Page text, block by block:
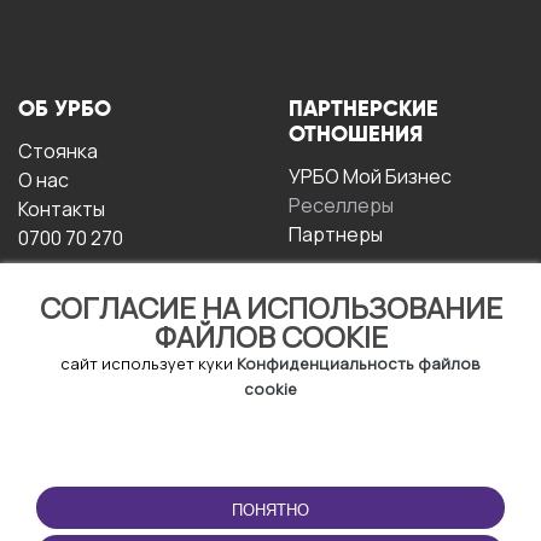
СОГЛАСИЕ НА ИСПОЛЬЗОВАНИЕ
ФАЙЛОВ COOKIE
сайт использует куки Конфиденциальность файлов
cookie
ПОНЯТНО
ОБ УРБО
Стоянка
О нас
Контакты
0700 70 270
ПАРТНЕРСКИЕ
ОТНОШЕНИЯ
УРБО Мой Бизнес
Реселлеры
Партнеры
ЭКСПЛУАТАЦИИ
Условия и положения
ПРИЛОЖЕНИЕ